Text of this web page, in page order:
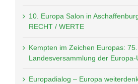
10. Europa Salon in
RECHT / WERTE
Kempten im Zeichen Europas: 75.
Landesversammlung der Europa-
Europadialog – Europa